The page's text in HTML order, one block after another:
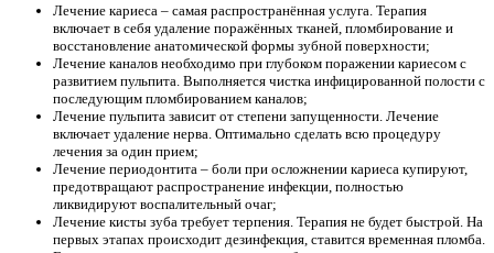
Лечение кариеса – самая распространённая услуга. Терапия
включает в себя удаление поражённых тканей, пломбирование и
восстановление анатомической формы зубной поверхности;
Лечение каналов необходимо при глубоком поражении кариесом с
развитием пульпита. Выполняется чистка инфицированной полости с
последующим пломбированием каналов;
Лечение пульпита зависит от степени запущенности. Лечение
включает удаление нерва. Оптимально сделать всю процедуру
лечения за один прием;
Лечение периодонтита – боли при осложнении кариеса купируют,
предотвращают распространение инфекции, полностью
ликвидируют воспалительный очаг;
Лечение кисты зуба требует терпения. Терапия не будет быстрой. На
первых этапах происходит дезинфекция, ставится временная пломба.